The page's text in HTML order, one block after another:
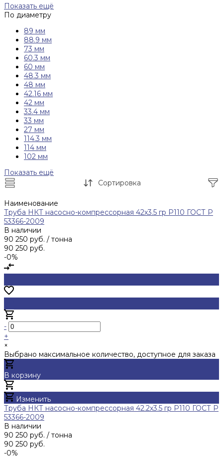
Показать ещё
По диаметру
89 мм
88.9 мм
73 мм
60.3 мм
60 мм
48.3 мм
48 мм
42.16 мм
42 мм
33.4 мм
33 мм
27 мм
114.3 мм
114 мм
102 мм
Показать ещё
Сортировка
Наименование
Труба НКТ насосно-компрессорная 42х3.5 гр Р110 ГОСТ Р
53366-2009
В наличии
90 250 руб. / тонна
90 250 руб.
-0%
-
+
×
Выбрано максимальное количество, доступное для заказа
В корзину
Изменить
Труба НКТ насосно-компрессорная 42.2х3.5 гр Р110 ГОСТ Р
53366-2009
В наличии
90 250 руб. / тонна
90 250 руб.
-0%